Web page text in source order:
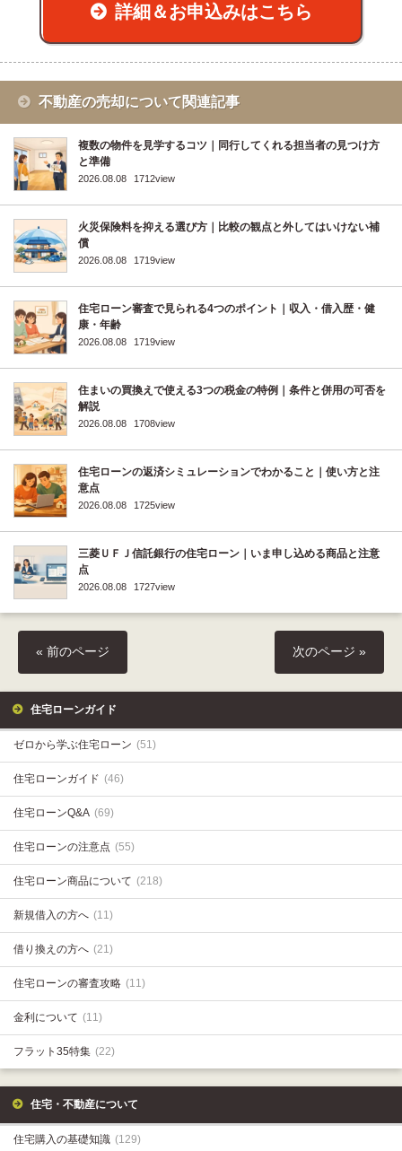
詳細＆お申込みはこちら
不動産の売却について関連記事
複数の物件を見学するコツ｜同行してくれる担当者の見つけ方
と準備
2026.08.08 1712view
火災保険料を抑える選び方｜比較の観点と外してはいけない補
償
2026.08.08 1719view
住宅ローン審査で見られる4つのポイント｜収入・借入歴・健
康・年齢
2026.08.08 1719view
住まいの買換えで使える3つの税金の特例｜条件と併用の可否を
解説
2026.08.08 1708view
住宅ローンの返済シミュレーションでわかること｜使い方と注
意点
2026.08.08 1725view
三菱ＵＦＪ信託銀行の住宅ローン｜いま申し込める商品と注意
点
2026.08.08 1727view
« 前のページ 次のページ »
住宅ローンガイド
ゼロから学ぶ住宅ローン (51)
住宅ローンガイド (46)
住宅ローンQ&A (69)
住宅ローンの注意点 (55)
住宅ローン商品について (218)
新規借入の方へ (11)
借り換えの方へ (21)
住宅ローンの審査攻略 (11)
金利について (11)
フラット35特集 (22)
住宅・不動産について
住宅購入の基礎知識 (129)